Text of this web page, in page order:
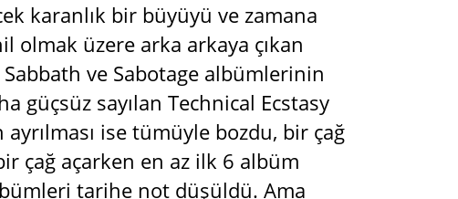
karanlık bir büyüyü ve zamana
üzere arka arkaya çıkan
ve Sabotage albümlerinin
sayılan Technical Ecstasy
ayrılması ise tümüyle bozdu, bir çağ
çağ açarken en az ilk 6 albüm
tarihe not düşüldü. Ama